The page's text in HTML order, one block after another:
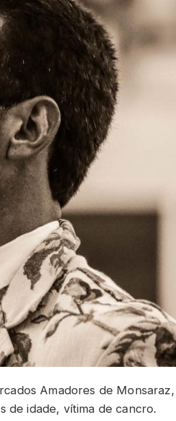
Amadores de
de idade, vítima de cancro.